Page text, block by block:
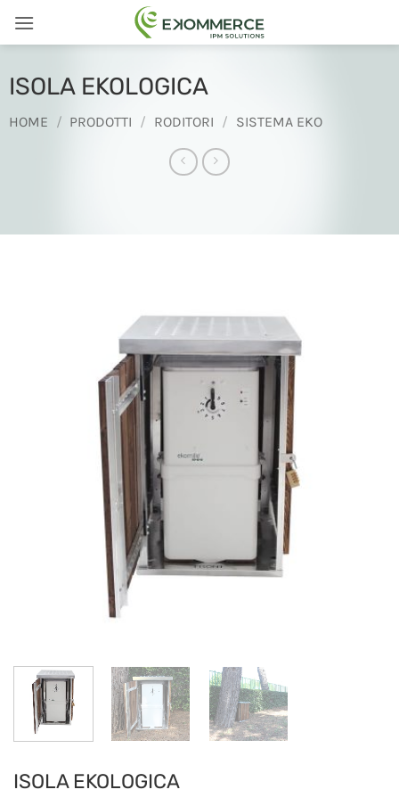
ISOLA EKOLOGICA
HOME / PRODOTTI / RODITORI / SISTEMA EKO
ISOLA EKOLOGICA